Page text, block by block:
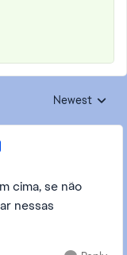
Replies sorted
Newest
cima, se não
nessas